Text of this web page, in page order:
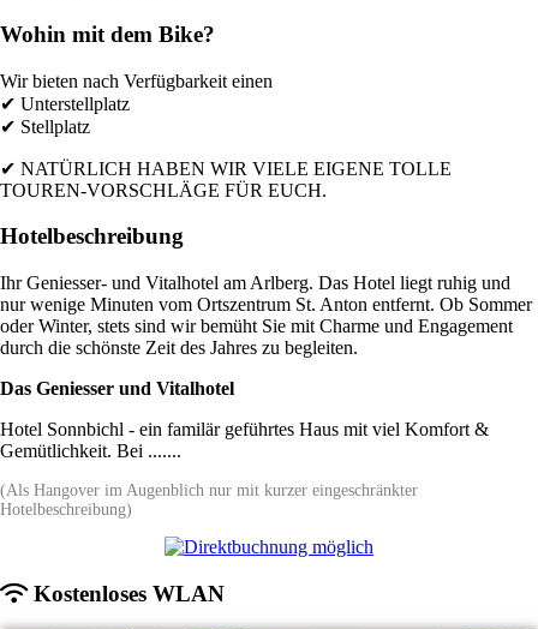
Wohin mit dem Bike?
Wir bieten nach Verfügbarkeit einen
✔ Unterstellplatz
✔ Stellplatz
✔ NATÜRLICH HABEN WIR VIELE EIGENE TOLLE
TOUREN-VORSCHLÄGE FÜR EUCH.
Hotelbeschreibung
Ihr Geniesser- und Vitalhotel am Arlberg. Das Hotel liegt ruhig und
nur wenige Minuten vom Ortszentrum St. Anton entfernt. Ob Sommer
oder Winter, stets sind wir bemüht Sie mit Charme und Engagement
durch die schönste Zeit des Jahres zu begleiten.
Das Geniesser und Vitalhotel
Hotel Sonnbichl - ein familär geführtes Haus mit viel Komfort &
Gemütlichkeit. Bei .......
(Als Hangover im Augenblich nur mit kurzer eingeschränkter
Hotelbeschreibung)
Kostenloses WLAN